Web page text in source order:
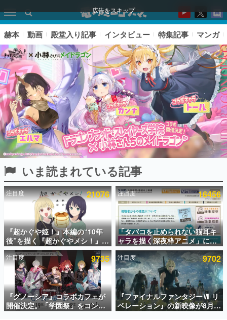
広告をスキップ
ピックアップ
電ファミのいま読まれている記事ランキング
アプリセール情報
インタビュー
連載・特集一覧
殿堂入り記事
SNS拡散数が数千以上！ ページビュー数万以上！ などな
ど。多くの人々に読まれた、電ファミ渾身の“殿堂入り”記
事をまとめました。
赫本 動画 殿堂入り記事 インタビュー 特集記事 マンガ
いま読まれている記事
注目度 21076
『超かぐや姫！』本編の“10年
後”を描く『超かぐやメシ！』
Web連載決定。新たなWebマン
ガレーベル「ビビビコミック」
にて特別話が掲載スタート、あ
のお話には…まだ続きがある！
注目度 16456
「タバコを止められない猫耳キ
ャラを描く深夜枠アニメ」に視
聴者の一部から批判意見。違法
薬物の使用と思しき描写も含め
て、BPOが議論を交わす
注目度 9735
『グノーシア』コラボカフェが
開催決定。「学園祭」をコンセ
プトに、模擬店やセツやSQ、ラ
注目度 9702
『ファイナルファンタジーⅦ リ
ベレーション』の新映像が8月
26日早朝に公開へ。『FF7』リ